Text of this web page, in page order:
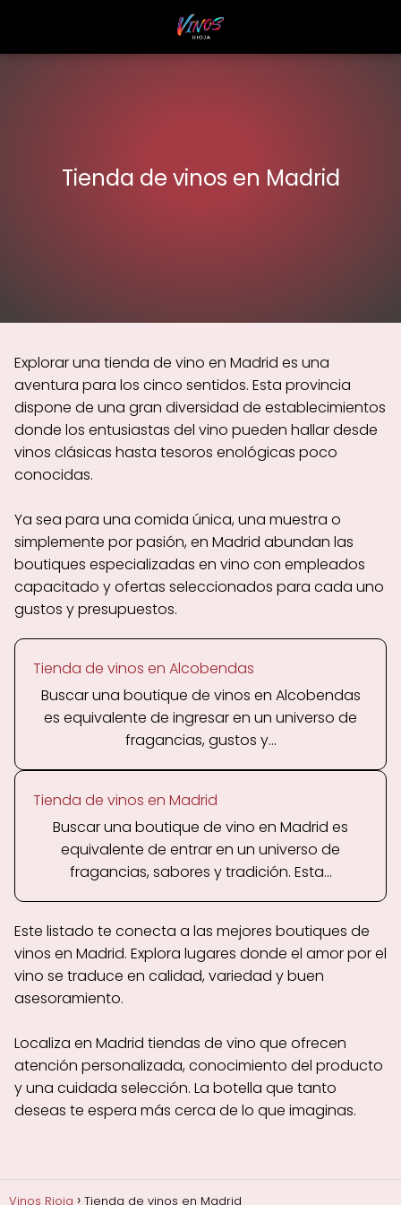
Tienda de vinos en Madrid
Explorar una tienda de vino en Madrid es una
aventura para los cinco sentidos. Esta provincia
dispone de una gran diversidad de establecimientos
donde los entusiastas del vino pueden hallar desde
vinos clásicas hasta tesoros enológicas poco
conocidas.
Ya sea para una comida única, una muestra o
simplemente por pasión, en Madrid abundan las
boutiques especializadas en vino con empleados
capacitado y ofertas seleccionados para cada uno
gustos y presupuestos.
Tienda de vinos en Alcobendas
Buscar una boutique de vinos en Alcobendas
es equivalente de ingresar en un universo de
fragancias, gustos y...
Tienda de vinos en Madrid
Buscar una boutique de vino en Madrid es
equivalente de entrar en un universo de
fragancias, sabores y tradición. Esta...
Este listado te conecta a las mejores boutiques de
vinos en Madrid. Explora lugares donde el amor por el
vino se traduce en calidad, variedad y buen
asesoramiento.
Localiza en Madrid tiendas de vino que ofrecen
atención personalizada, conocimiento del producto
y una cuidada selección. La botella que tanto
deseas te espera más cerca de lo que imaginas.
Vinos Rioja Tienda de vinos en Madrid